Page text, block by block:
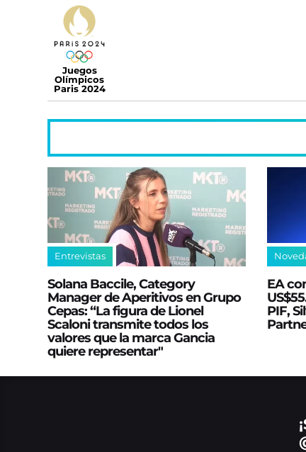
Juegos
Olímpicos
Paris 2024
Entrevistas
Solana Baccile, Category
Manager de Aperitivos en Grupo
Cepas: “La figura de Lionel
Scaloni transmite todos los
valores que la marca Gancia
quiere representar"
EA
PIF,